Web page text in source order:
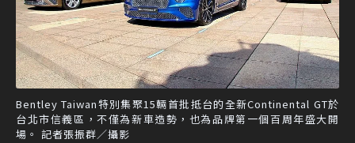
Bentley Taiwan特別集聚15輛首批抵台的全新Continental GT於
台北市信義區，不僅為新車造勢，也為品牌第一個百周年盛大開
場。 記者張振群／攝影